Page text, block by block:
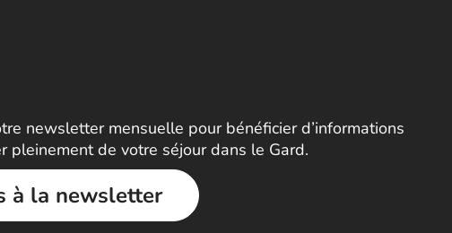
newsletter mensuelle pour bénéficier d’informations
pleinement de votre séjour dans le Gard.
à la newsletter